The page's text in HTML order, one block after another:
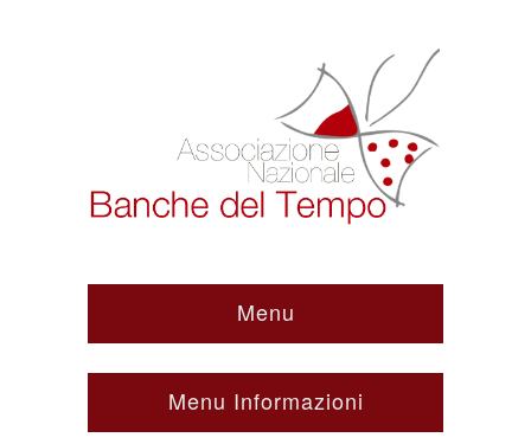
Menu
Menu Informazioni